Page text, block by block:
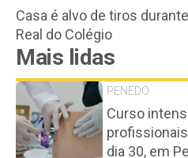
Casa é alvo de tiros
Real do Colégio
Mais lidas
PENEDO
Curso
dia 30, em